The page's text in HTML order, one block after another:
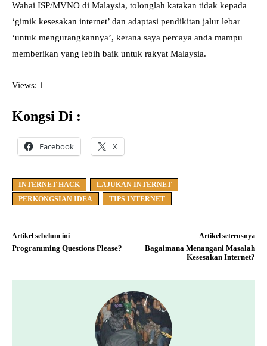
Wahai ISP/MVNO di Malaysia, tolonglah katakan tidak kepada
‘gimik kesesakan internet’ dan adaptasi pendikitan jalur lebar
‘untuk mengurangkannya’, kerana saya percaya anda mampu
memberikan yang lebih baik untuk rakyat Malaysia.
Views: 1
Kongsi Di :
Facebook X
INTERNET HACK
LAJUKAN INTERNET
PERKONGSIAN IDEA
TIPS INTERNET
Artikel sebelum ini
Programming Questions Please?
Artikel seterusnya
Bagaimana Menangani Masalah
Kesesakan Internet?